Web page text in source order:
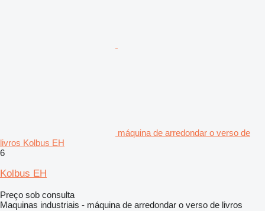
máquina de arredondar o verso de
livros Kolbus EH
6
Kolbus EH
Preço sob consulta
Maquinas industriais - máquina de arredondar o verso de livros